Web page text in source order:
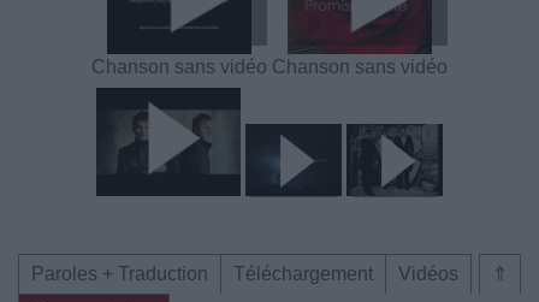
Chanson sans vidéo Chanson sans vidéo
⇑
Paroles + Traduction Téléchargement
Vidéos